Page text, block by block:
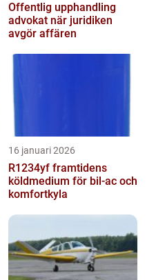
Offentlig upphandling
advokat när juridiken
avgör affären
16 januari 2026
R1234yf framtidens
köldmedium för bil-ac och
komfortkyla